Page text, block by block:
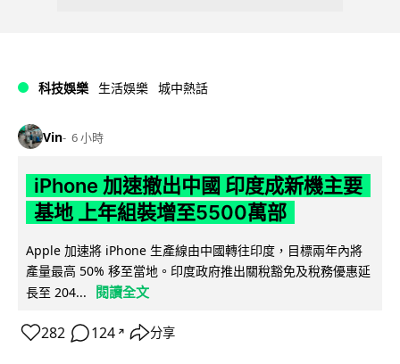
科技娛樂 生活娛樂 城中熱話
Vin 6 小時
iPhone 加速撤出中國 印度成新機主要
基地 上年組裝增至5500萬部
Apple 加速將 iPhone 生產線由中國轉往印度，目標兩年內將
產量最高 50% 移至當地。印度政府推出關稅豁免及稅務優惠延
長至 204...
閱讀全文
282 124 ↗ 分享